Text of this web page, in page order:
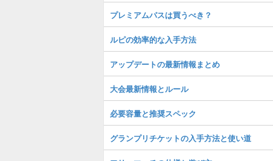
プレミアムパスは買うべき？
ルピの効率的な入手方法
アップデートの最新情報まとめ
大会最新情報とルール
必要容量と推奨スペック
グランプリチケットの入手方法と使い道